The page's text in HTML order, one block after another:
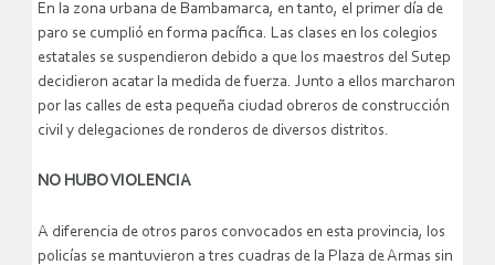
En la zona urbana de Bambamarca, en tanto, el primer día de
paro se cumplió en forma pacífica. Las clases en los colegios
estatales se suspendieron debido a que los maestros del Sutep
decidieron acatar la medida de fuerza. Junto a ellos marcharon
por las calles de esta pequeña ciudad obreros de construcción
civil y delegaciones de ronderos de diversos distritos.
NO HUBO VIOLENCIA
A diferencia de otros paros convocados en esta provincia, los
policías se mantuvieron a tres cuadras de la Plaza de Armas sin